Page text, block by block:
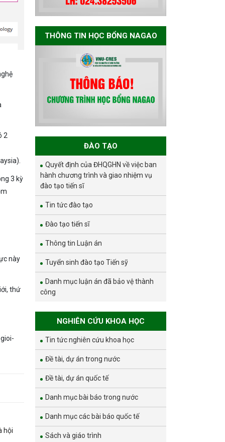
2
3 kỳ
này
thứ
hội
Nagao tại Việt Nam
năm học 2026-
2027
Thông báo về việc
họp Tiểu ban
chuyên môn đánh
giá hồ sơ chuyên
môn cho các thí
nghiên cứu sinh
đợt 1 năm 2026
THÔNG TIN HỌC BỔNG NAGAO
ĐÀO TẠO
Quyết định của ĐHQGHN về việc ban
hành chương trình và giao nhiệm vụ
đào tạo tiến sĩ
Tin tức đào tạo
Đào tạo tiến sĩ
Thông tin Luận án
Tuyển sinh đào tạo Tiến sỹ
Danh mục luận án đã bảo vệ thành
công
NGHIÊN CỨU KHOA HỌC
Tin tức nghiên cứu khoa học
Đề tài, dự án trong nước
Đề tài, dự án quốc tế
Danh mục bài báo trong nước
Danh mục các bài báo quốc tế
Sách và giáo trình